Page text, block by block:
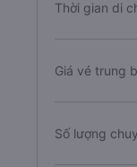
Thời gian di
Giá vé trung
Số lượng